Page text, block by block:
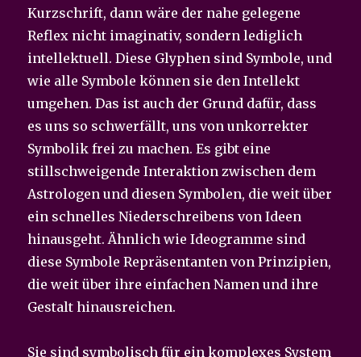
Kurzschrift, dann wäre der nahe gelegene
Reflex nicht imaginativ, sondern lediglich
intellektuell. Diese Glyphen sind Symbole, und
wie alle Symbole können sie den Intellekt
umgehen. Das ist auch der Grund dafür, dass
es uns so schwerfällt, uns von unkorrekter
Symbolik frei zu machen. Es gibt eine
stillschweigende Interaktion zwischen dem
Astrologen und diesen Symbolen, die weit über
ein schnelles Niederschreibens von Ideen
hinausgeht. Ähnlich wie Ideogramme sind
diese Symbole Repräsentanten von Prinzipien,
die weit über ihre einfachen Namen und ihre
Gestalt hinausreichen.
Sie sind symbolisch für ein komplexes System